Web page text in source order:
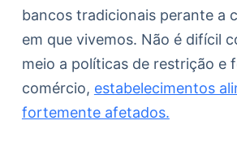
bancos tradicionais perante a
em que vivemos. Não é difícil
meio a políticas de restrição e
comércio, estabelecimentos
fortemente afetados.